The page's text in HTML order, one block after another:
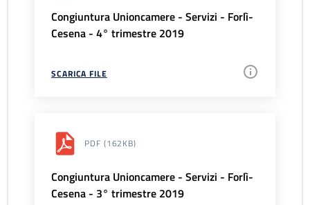
Congiuntura Unioncamere - Servizi - Forlì-
Cesena - 4° trimestre 2019
SCARICA FILE
PDF (162KB)
Congiuntura Unioncamere - Servizi - Forlì-
Cesena - 3° trimestre 2019